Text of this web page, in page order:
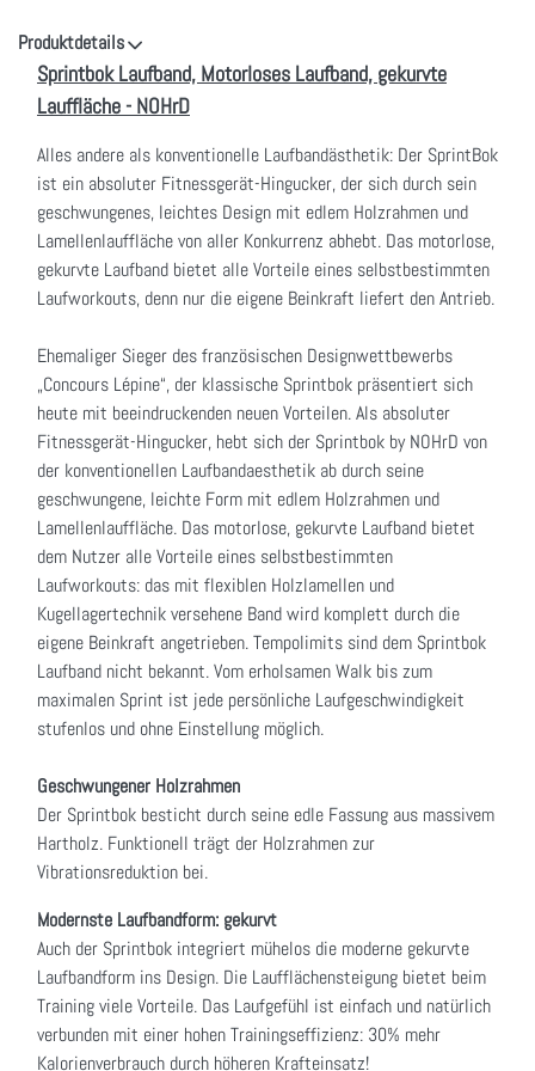
Produktdetails
Sprintbok Laufband, Motorloses Laufband, gekurvte
Lauffläche - NOHrD
Alles andere als konventionelle Laufbandästhetik: Der SprintBok
ist ein absoluter Fitnessgerät-Hingucker, der sich durch sein
geschwungenes, leichtes Design mit edlem Holzrahmen und
Lamellenlauffläche von aller Konkurrenz abhebt. Das motorlose,
gekurvte Laufband bietet alle Vorteile eines selbstbestimmten
Laufworkouts, denn nur die eigene Beinkraft liefert den Antrieb.
Ehemaliger Sieger des französischen Designwettbewerbs
„Concours Lépine“, der klassische Sprintbok präsentiert sich
heute mit beeindruckenden neuen Vorteilen. Als absoluter
Fitnessgerät-Hingucker, hebt sich der Sprintbok by NOHrD von
der konventionellen Laufbandaesthetik ab durch seine
geschwungene, leichte Form mit edlem Holzrahmen und
Lamellenlauffläche. Das motorlose, gekurvte Laufband bietet
dem Nutzer alle Vorteile eines selbstbestimmten
Laufworkouts: das mit flexiblen Holzlamellen und
Kugellagertechnik versehene Band wird komplett durch die
eigene Beinkraft angetrieben. Tempolimits sind dem Sprintbok
Laufband nicht bekannt. Vom erholsamen Walk bis zum
maximalen Sprint ist jede persönliche Laufgeschwindigkeit
stufenlos und ohne Einstellung möglich.
Geschwungener Holzrahmen
Der Sprintbok besticht durch seine edle Fassung aus massivem
Hartholz. Funktionell trägt der Holzrahmen zur
Vibrationsreduktion bei.
Modernste Laufbandform: gekurvt
Auch der Sprintbok integriert mühelos die moderne gekurvte
Laufbandform ins Design. Die Laufflächensteigung bietet beim
Training viele Vorteile. Das Laufgefühl ist einfach und natürlich
verbunden mit einer hohen Trainingseffizienz: 30% mehr
Kalorienverbrauch durch höheren Krafteinsatz!